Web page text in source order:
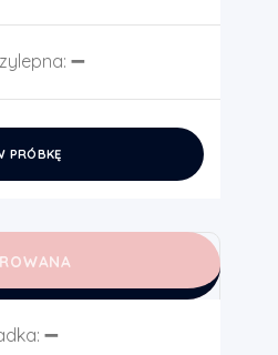
➖
PRÓBKĘ
➖